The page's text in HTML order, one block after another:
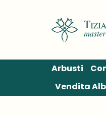
Arbusti
Vendita